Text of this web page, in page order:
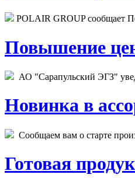
POLAIR GROUP сообщает
Повышение
АО "Сарапульский ЭГЗ"
Новинка в
Сообщаем вам о старте
Готовая